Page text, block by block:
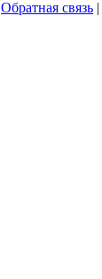
Обратная связь |